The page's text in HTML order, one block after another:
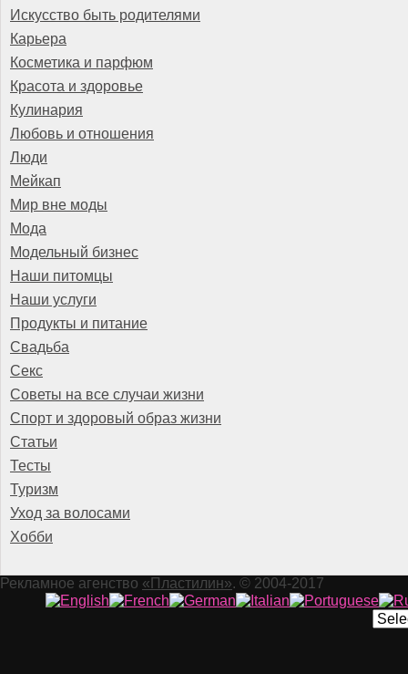
Искусство быть родителями
Карьера
Косметика и парфюм
Красота и здоровье
Кулинария
Любовь и отношения
Люди
Мейкап
Мир вне моды
Мода
Модельный бизнес
Наши питомцы
Наши услуги
Продукты и питание
Свадьба
Секс
Советы на все случаи жизни
Спорт и здоровый образ жизни
Статьи
Тесты
Туризм
Уход за волосами
Хобби
Рекламное агенство «Пластилин». © 2004-2017